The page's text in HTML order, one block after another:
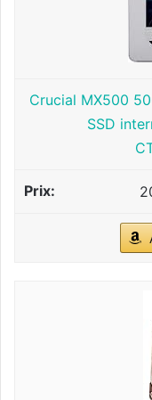
Crucial MX500
SSD